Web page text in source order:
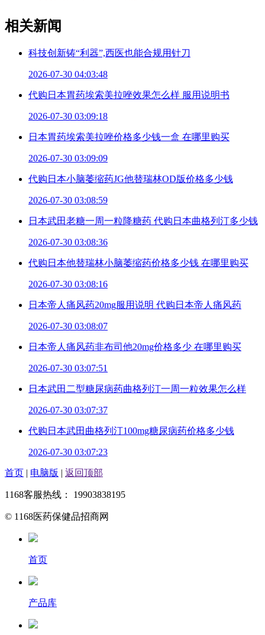
相关新闻
科技创新铸“利器”,西医也能合规用针刀
2026-07-30 04:03:48
代购日本胃药埃索美拉唑效果怎么样 服用说明书
2026-07-30 03:09:18
日本胃药埃索美拉唑价格多少钱一盒 在哪里购买
2026-07-30 03:09:09
代购日本小脑萎缩药JG他替瑞林OD版价格多少钱
2026-07-30 03:08:59
日本武田老糖一周一粒降糖药 代购日本曲格列汀多少钱
2026-07-30 03:08:36
代购日本他替瑞林小脑萎缩药价格多少钱 在哪里购买
2026-07-30 03:08:16
日本帝人痛风药20mg服用说明 代购日本帝人痛风药
2026-07-30 03:08:07
日本帝人痛风药非布司他20mg价格多少 在哪里购买
2026-07-30 03:07:51
日本武田二型糖尿病药曲格列汀一周一粒效果怎么样
2026-07-30 03:07:37
代购日本武田曲格列汀100mg糖尿病药价格多少钱
2026-07-30 03:07:23
首页 | 电脑版 | 返回顶部
1168客服热线： 19903838195
© 1168医药保健品招商网
首页
产品库